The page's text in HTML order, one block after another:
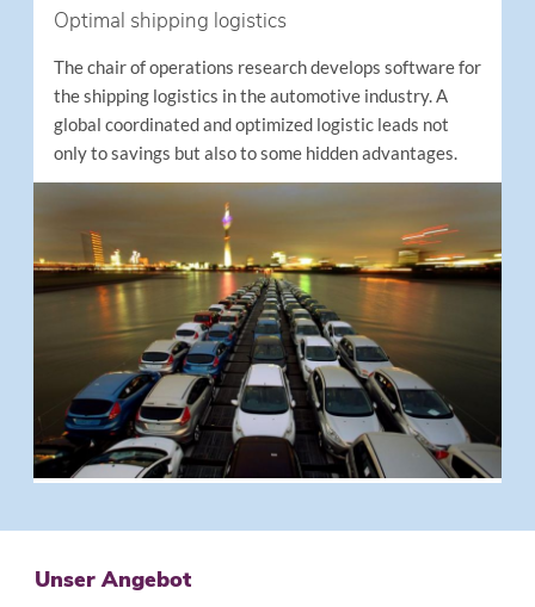
Optimal shipping logistics
The chair of operations research develops software for
the shipping logistics in the automotive industry. A
global coordinated and optimized logistic leads not
only to savings but also to some hidden advantages.
Unser Angebot